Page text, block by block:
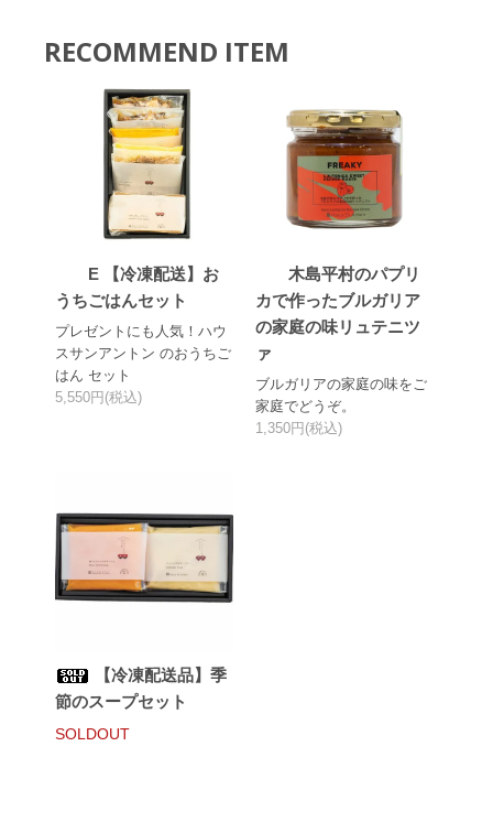
RECOMMEND ITEM
E 【冷凍配送】お
うちごはんセット
プレゼントにも人気！ハウ
スサンアントン のおうちご
はん セット
5,550円(税込)
木島平村のパプリ
カで作ったブルガリア
の家庭の味リュテニツ
ァ
ブルガリアの家庭の味をご
家庭でどうぞ。
1,350円(税込)
【冷凍配送品】季
節のスープセット
SOLDOUT